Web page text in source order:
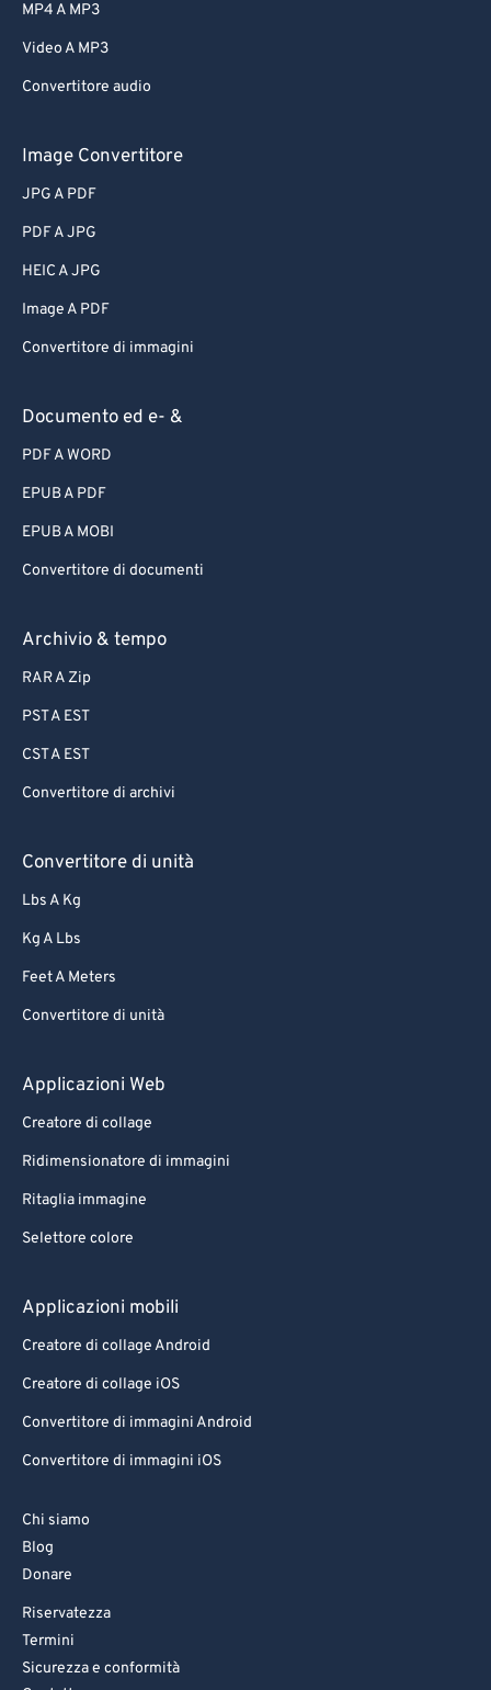
MP4 A MP3
Video A MP3
Convertitore audio
Image Convertitore
JPG A PDF
PDF A JPG
HEIC A JPG
Image A PDF
Convertitore di immagini
Documento ed e- &
PDF A WORD
EPUB A PDF
EPUB A MOBI
Convertitore di documenti
Archivio & tempo
RAR A Zip
PST A EST
CST A EST
Convertitore di archivi
Convertitore di unità
Lbs A Kg
Kg A Lbs
Feet A Meters
Convertitore di unità
Applicazioni Web
Creatore di collage
Ridimensionatore di immagini
Ritaglia immagine
Selettore colore
Applicazioni mobili
Creatore di collage Android
Creatore di collage iOS
Convertitore di immagini Android
Convertitore di immagini iOS
Chi siamo
Blog
Donare
Riservatezza
Termini
Sicurezza e conformità